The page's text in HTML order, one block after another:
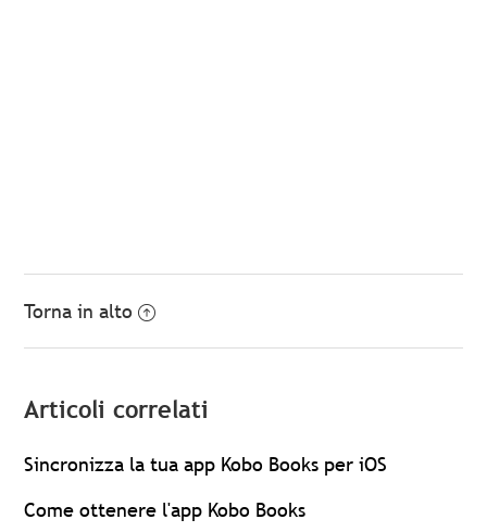
Torna in alto
Articoli correlati
Sincronizza la tua app Kobo Books per iOS
Come ottenere l'app Kobo Books